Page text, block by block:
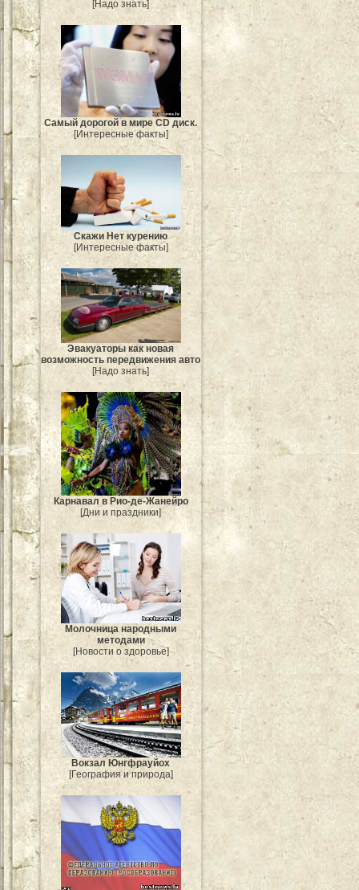
[Надо знать]
Самый дорогой в мире CD диск.
[Интересные факты]
Скажи Нет курению
[Интересные факты]
Эвакуаторы как новая
возможность передвижения авто
[Надо знать]
Карнавал в Рио-де-Жанейро
[Дни и праздники]
Молочница народными
методами
[Новости о здоровье]
Вокзал Юнгфрауйох
[География и природа]